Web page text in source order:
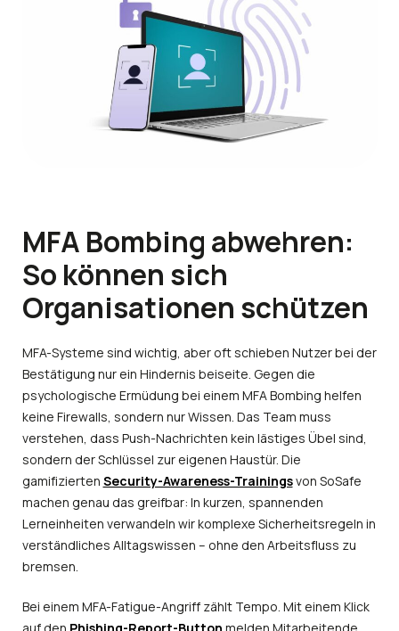
MFA Bombing abwehren:
So können sich
Organisationen schützen
MFA-Systeme sind wichtig, aber oft schieben Nutzer bei der
Bestätigung nur ein Hindernis beiseite. Gegen die
psychologische Ermüdung bei einem MFA Bombing helfen
keine Firewalls, sondern nur Wissen. Das Team muss
verstehen, dass Push-Nachrichten kein lästiges Übel sind,
sondern der Schlüssel zur eigenen Haustür. Die
gamifizierten Security-Awareness-Trainingsvon SoSafe
machen genau das greifbar: In kurzen, spannenden
Lerneinheiten verwandeln wir komplexe Sicherheitsregeln in
verständliches Alltagswissen – ohne den Arbeitsfluss zu
bremsen.
Bei einem MFA-Fatigue-Angriff zählt Tempo. Mit einem Klick